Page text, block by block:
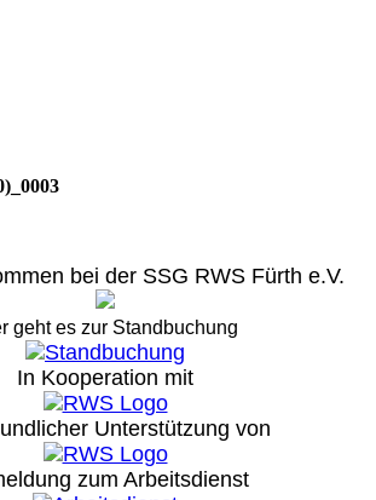
bei der SSG RWS Fürth e.V.
geht es zur Standbuchung
In Kooperation mit
Unterstützung von
zum Arbeitsdienst